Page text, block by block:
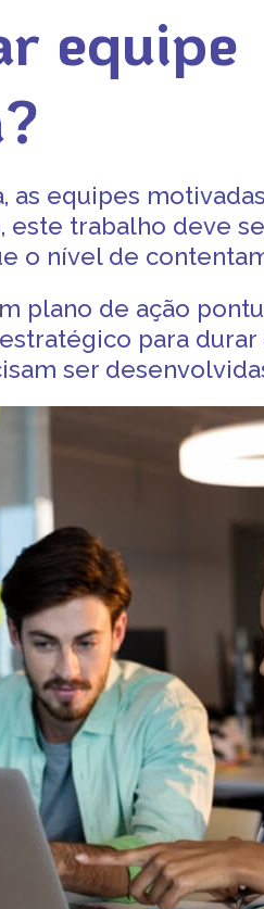
equipe
?
as equipes motivadas
este trabalho deve
o nível de
plano de ação
para durar
ser